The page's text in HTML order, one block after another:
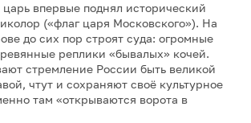
впервые поднял исторический
(«флаг царя Московского»). На
до сих пор строят суда: огромные
реплики «бывалых» кочей.
стремление России быть великой
чтут и сохраняют своё культурное
там «открываются ворота в